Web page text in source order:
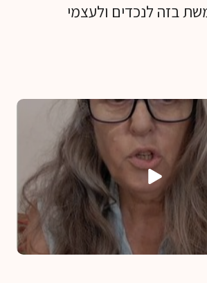
בזה לנכדים ולעצמי